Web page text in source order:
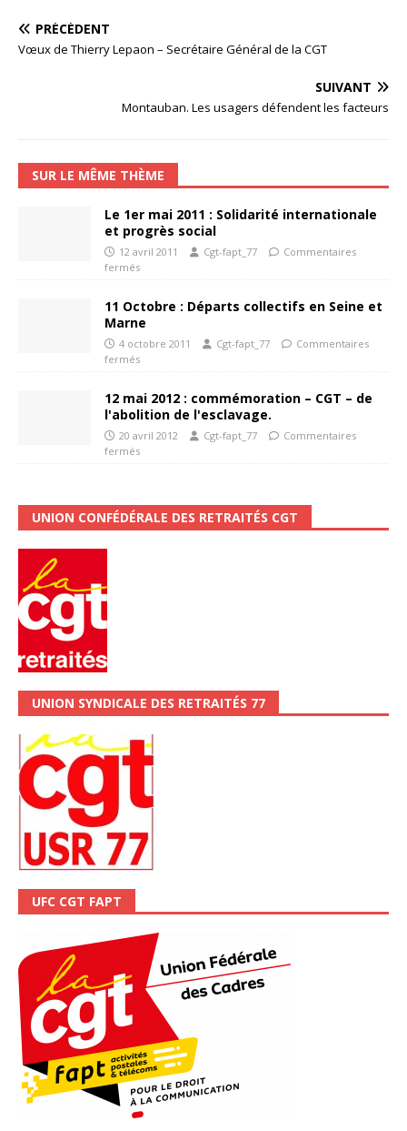
PRÉCÉDENT
Vœux de Thierry Lepaon – Secrétaire Général de la CGT
SUIVANT
Montauban. Les usagers défendent les facteurs
SUR LE MÊME THÈME
Le 1er mai 2011 : Solidarité internationale
et progrès social
12 avril 2011 Cgt-fapt_77
Commentaires
fermés
11 Octobre : Départs collectifs en Seine et
Marne
4 octobre 2011 Cgt-fapt_77
Commentaires
fermés
12 mai 2012 : commémoration – CGT – de
l'abolition de l'esclavage.
20 avril 2012 Cgt-fapt_77
Commentaires
fermés
UNION CONFÉDÉRALE DES RETRAITÉS CGT
UNION SYNDICALE DES RETRAITÉS 77
UFC CGT FAPT